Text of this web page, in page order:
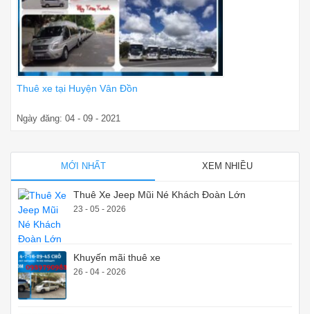
Thuê xe tại Huyện Vân Đồn
Ngày đăng: 04 - 09 - 2021
MỚI NHẤT XEM NHIỀU
Thuê Xe Jeep Mũi Né Khách Đoàn Lớn
23 - 05 - 2026
Khuyến mãi thuê xe
26 - 04 - 2026